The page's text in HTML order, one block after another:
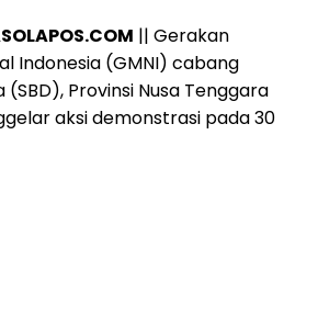
|| Gerakan
Indonesia (GMNI) cabang
Provinsi Nusa Tenggara
aksi demonstrasi pada 30